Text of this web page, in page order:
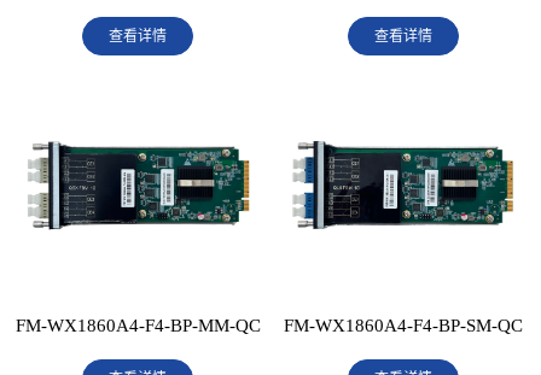
查看详情 查看详情
FM-WX1860A4-F4-BP-MM-QC FM-WX1860A4-F4-BP-SM-QC